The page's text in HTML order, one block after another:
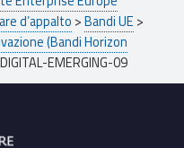
d’appalto >Bandi UE >
(Bandi Horizon
EMERGING-09